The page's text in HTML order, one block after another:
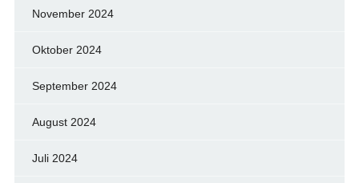
November 2024
Oktober 2024
September 2024
August 2024
Juli 2024